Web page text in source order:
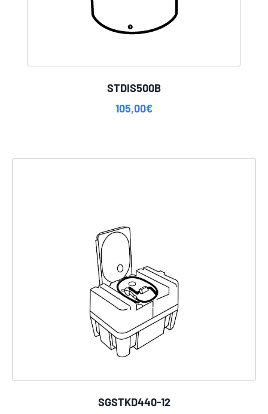
STDIS500B
105,00€
SGSTKD440-12